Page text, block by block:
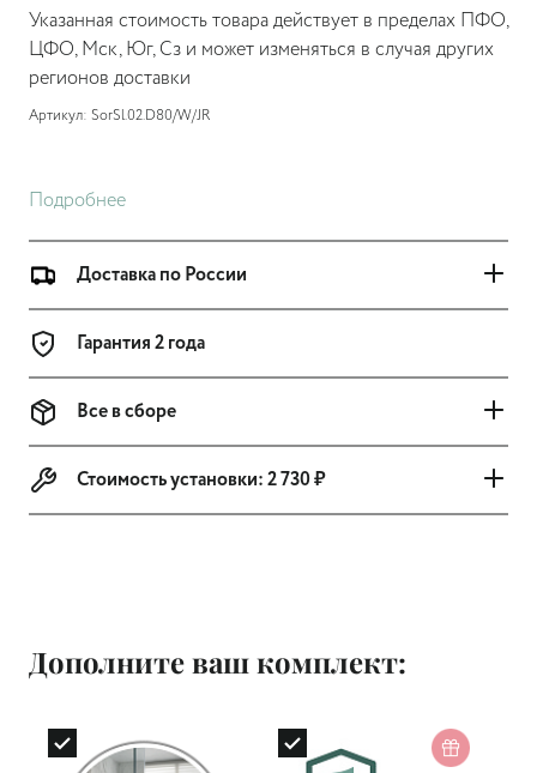
Указанная стоимость товара действует в пределах ПФО,
ЦФО, Мск, Юг, Сз и может изменяться в случая других
регионов доставки
Артикул: SorSl.02.D80/W/JR
Подробнее
Доставка по России
Гарантия 2 года
Все в сборе
Стоимость установки:2 730 ₽
Дополните ваш комплект: